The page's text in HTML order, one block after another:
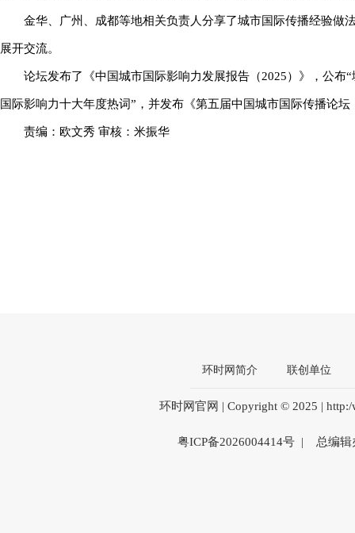
金华、广州、成都等地相关负责人分享了城市国际传播经验做
展开交流。
论坛发布了《中国城市国际影响力发展报告（2025）》，公
国际影响力十大年度热词”，并发布《第五届中国城市国际传播论
责编：欧文秀 审核：米振华
环时网简介 联创单位
环时网官网 | Copyright © 2025 |
粤ICP备2026004414号 | 总编辑